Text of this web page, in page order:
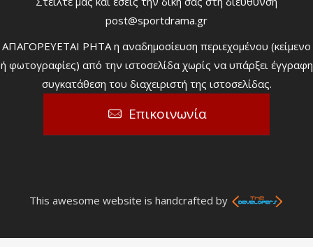
post@sportdrama.gr
ΑΠΑΓΟΡΕΥΕΤΑΙ ΡΗΤΑ η αναδημοσίευση περιεχομένου (κείμενο
ή φωτογραφίες) από την ιστοσελίδα χωρίς να υπάρξει έγγραφη
συγκατάθεση του διαχειριστή της ιστοσελίδας.
Επικοινωνία
This awesome website is handcrafted by